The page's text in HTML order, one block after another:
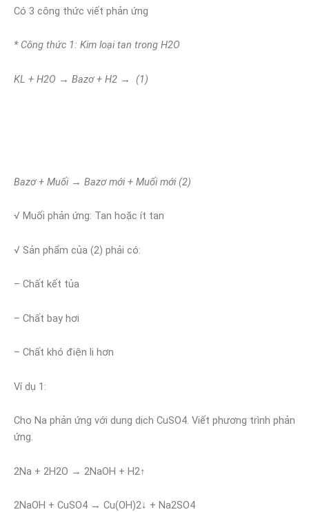
Có 3 công thức viết phản ứng
* Công thức 1: Kim loại tan trong H2O
KL + H2O → Bazơ + H2 → (1)
Bazơ + Muối → Bazơ mới + Muối mới (2)
√ Muối phản ứng: Tan hoặc ít tan
√ Sản phẩm của (2) phải có:
– Chất kết tủa
– Chất bay hơi
– Chất khó điện li hơn
Ví dụ 1:
Cho Na phản ứng với dung dịch CuSO4. Viết phương trình phản
ứng.
2Na + 2H2O → 2NaOH + H2↑
2NaOH + CuSO4 → Cu(OH)2↓ + Na2SO4